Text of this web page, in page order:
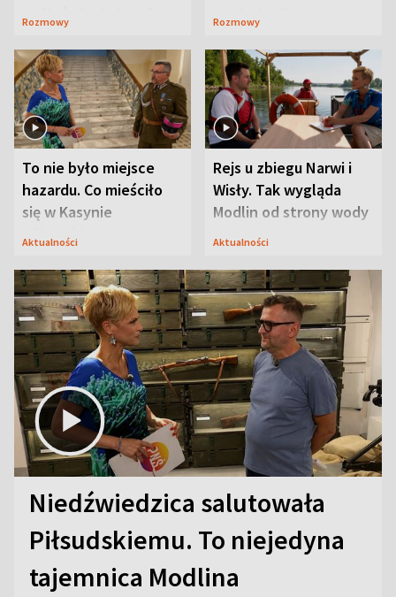
Waligórskiej-Lisieckiej.
Rozmowy
Maciusiu I”
Rozmowy
To nie było miejsce
hazardu. Co mieściło
się w Kasynie
Oficerskim?
Aktualności
Rejs u zbiegu Narwi i
Wisły. Tak wygląda
Modlin od strony wody
Aktualności
Niedźwiedzica salutowała
Piłsudskiemu. To niejedyna
tajemnica Modlina